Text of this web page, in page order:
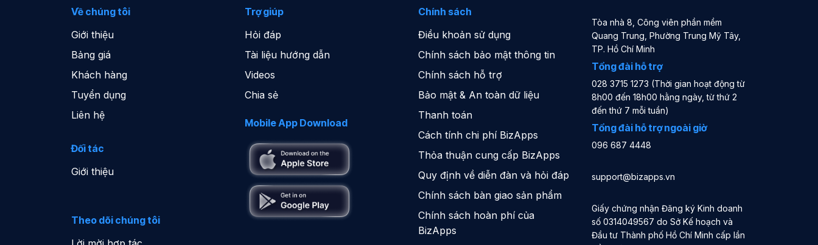
Về chúng tôi
Giới thiệu
Bảng giá
Khách hàng
Tuyển dụng
Liên hệ
Đối tác
Giới thiệu
Theo dõi chúng tôi
Trợ giúp
Hỏi đáp
Tài liệu hướng dẫn
Videos
Chia sẻ
Mobile App Download
Chính sách
Điều khoản sử dụng
Chính sách bảo mật thông tin
Chính sách hỗ trợ
Bảo mật & An toàn dữ liệu
Thanh toán
Cách tính chi phí BizApps
Thỏa thuận cung cấp BizApps
Quy định về diễn đàn và hỏi đáp
Chính sách bàn giao sản phẩm
Chính sách hoàn phí của
BizApps
Tòa nhà 8, Công viên phần mềm
Quang Trung, Phường Trung Mỹ Tây,
TP. Hồ Chí Minh
Tổng đài hỗ trợ
028 3715 1273 (Thời gian hoạt động từ
8h00 đến 18h00 hằng ngày, từ thứ 2
đến thứ 7 mỗi tuần)
Tổng đài hỗ trợ ngoài giờ
096 687 4448
support@bizapps.vn
Giấy chứng nhận Đăng ký Kinh doanh
số 0314049567 do Sở Kế hoạch và
Đầu tư Thành phố Hồ Chí Minh cấp lần